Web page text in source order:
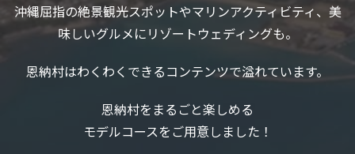
沖縄屈指の絶景観光スポットやマリンアクティビティ、美
味しいグルメにリゾートウェディングも。
恩納村はわくわくできるコンテンツで溢れています。
恩納村をまるごと楽しめる
モデルコースをご用意しました！